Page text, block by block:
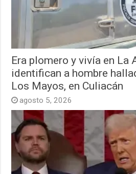
Era plomero y vivía en La
identifican a hombre
Los Mayos, en Culiacán
agosto 5, 2026